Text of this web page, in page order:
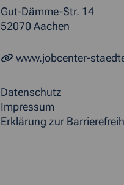
Gut-Dämme-Str. 14
52070 Aachen
www.jobcenter-
Datenschutz
Impressum
Erklärung zur